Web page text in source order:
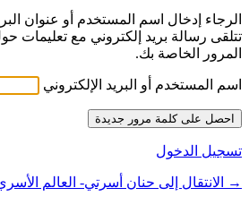
الرجاء إدخال اسم المستخدم أو عنوان
تتلقى رسالة بريد إلكتروني مع تعليمات
المرور الخاصة بك.
اسم المستخدم أو البريد الإلكتروني
تسجيل الدخول
→ الانتقال إلى حنان أسرتي- العالم